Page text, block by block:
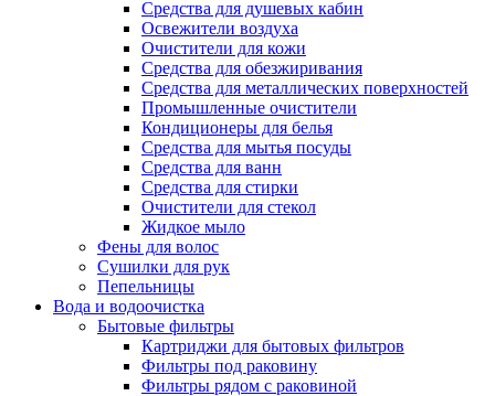
Средства для душевых кабин
Освежители воздуха
Очистители для кожи
Средства для обезжиривания
Средства для металлических поверхностей
Промышленные очистители
Кондиционеры для белья
Средства для мытья посуды
Средства для ванн
Средства для стирки
Очистители для стекол
Жидкое мыло
Фены для волос
Сушилки для рук
Пепельницы
Вода и водоочистка
Бытовые фильтры
Картриджи для бытовых фильтров
Фильтры под раковину
Фильтры рядом с раковиной